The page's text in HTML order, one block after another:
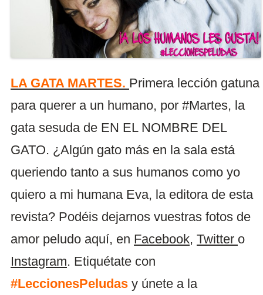
LA GATA MARTES. Primera lección gatuna
para querer a un humano, por #Martes, la
gata sesuda de EN EL NOMBRE DEL
GATO. ¿Algún gato más en la sala está
queriendo tanto a sus humanos como yo
quiero a mi humana Eva, la editora de esta
revista? Podéis dejarnos vuestras fotos de
amor peludo aquí, en Facebook, Twitter o
Instagram. Etiquétate con
#LeccionesPeludas y únete a la